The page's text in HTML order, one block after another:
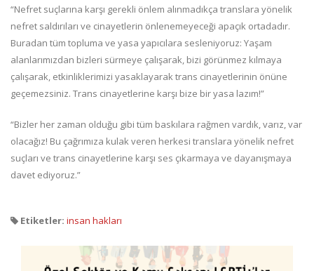
“Nefret suçlarına karşı gerekli önlem alınmadıkça translara yönelik
nefret saldırıları ve cinayetlerin önlenemeyeceği apaçık ortadadır.
Buradan tüm topluma ve yasa yapıcılara sesleniyoruz: Yaşam
alanlarımızdan bizleri sürmeye çalışarak, bizi görünmez kılmaya
çalışarak, etkinliklerimizi yasaklayarak trans cinayetlerinin önüne
geçemezsiniz. Trans cinayetlerine karşı bize bir yasa lazım!”
“Bizler her zaman olduğu gibi tüm baskılara rağmen vardık, varız, var
olacağız! Bu çağrımıza kulak veren herkesi translara yönelik nefret
suçları ve trans cinayetlerine karşı ses çıkarmaya ve dayanışmaya
davet ediyoruz.”
Etiketler: insan hakları